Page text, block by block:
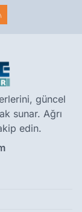
güncel
sunar. Ağrı
edin.